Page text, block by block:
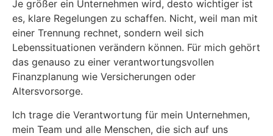
Je größer ein Unternehmen wird, desto wichtiger ist
es, klare Regelungen zu schaffen. Nicht, weil man mit
einer Trennung rechnet, sondern weil sich
Lebenssituationen verändern können. Für mich gehört
das genauso zu einer verantwortungsvollen
Finanzplanung wie Versicherungen oder
Altersvorsorge.
Ich trage die Verantwortung für mein Unternehmen,
mein Team und alle Menschen, die sich auf uns